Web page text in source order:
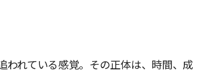
われている感覚。その正体は、時間、成